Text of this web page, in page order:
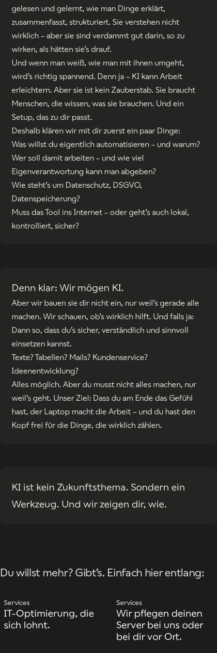
gelesen und gelernt, wie man Dinge erklärt,
zusammenfasst, strukturiert. Sie verstehen nicht
wirklich – aber sie sind verdammt gut darin, so zu
wirken, als hätten sie’s drauf.
Und wenn man weiß, wie man mit ihnen umgeht,
wird’s richtig spannend. Denn ja – KI kann Arbeit
erleichtern. Aber sie ist kein Zauberstab. Sie braucht
Menschen, die wissen, was sie brauchen. Und ein
Setup, das zu dir passt.
Deshalb klären wir mit dir zuerst ein paar Dinge:
Was willst du eigentlich automatisieren – und warum?
Wer soll damit arbeiten – und wie viel
Eigenverantwortung kann man abgeben?
Wie steht’s um Datenschutz, DSGVO,
Datenspeicherung?
Muss das Tool ins Internet – oder geht’s auch lokal,
kontrolliert, sicher?
Denn klar: Wir mögen KI.
Aber wir bauen sie dir nicht ein, nur weil’s gerade alle
machen. Wir schauen, ob’s wirklich hilft. Und falls ja:
Dann so, dass du’s sicher, verständlich und sinnvoll
einsetzen kannst.
Texte? Tabellen? Mails? Kundenservice?
Ideenentwicklung?
Alles möglich. Aber du musst nicht alles machen, nur
weil’s geht. Unser Ziel: Dass du am Ende das Gefühl
hast, der Laptop macht die Arbeit – und du hast den
Kopf frei für die Dinge, die wirklich zählen.
KI ist kein Zukunftsthema. Sondern ein
Werkzeug. Und wir zeigen dir, wie.
Du willst mehr? Gibt’s. Einfach hier entlang:
Services
Services
IT-Optimierung, die
sich lohnt.
Services
Services
Wir pflegen deinen
Server bei uns oder
bei dir vor Ort.